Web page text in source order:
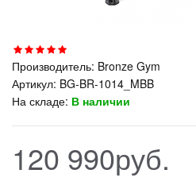
Производитель: Bronze Gym
Артикул: BG-BR-1014_MBB
На складе: В наличии
120 990руб.